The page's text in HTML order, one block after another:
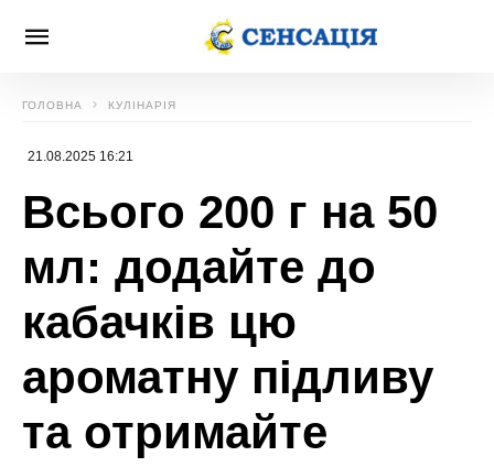
ГОЛОВНА КУЛІНАРІЯ
21.08.2025 16:21
Всього 200 г на 50
мл: додайте до
кабачків цю
ароматну підливу
та отримайте